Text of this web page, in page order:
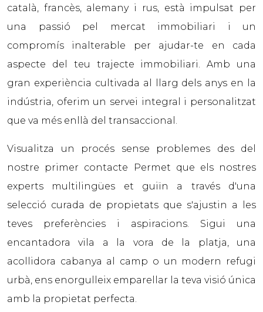
català, francès, alemany i rus, està impulsat per
una passió pel mercat immobiliari i un
compromís inalterable per ajudar-te en cada
aspecte del teu trajecte immobiliari. Amb una
gran experiència cultivada al llarg dels anys en la
indústria, oferim un servei integral i personalitzat
que va més enllà del transaccional.
Visualitza un procés sense problemes des del
nostre primer contacte Permet que els nostres
experts multilingües et guiïn a través d'una
selecció curada de propietats que s'ajustin a les
teves preferències i aspiracions. Sigui una
encantadora vila a la vora de la platja, una
acollidora cabanya al camp o un modern refugi
urbà, ens enorgulleix emparellar la teva visió única
amb la propietat perfecta.